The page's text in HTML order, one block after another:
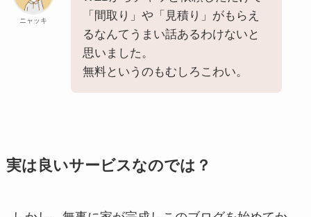
ニャッキ
「間取り」や「見積り」がもらえ
るなんてうまい話あるわけないと
思いました。
無料というのもむしろこわい。
実は良いサービスなのでは？